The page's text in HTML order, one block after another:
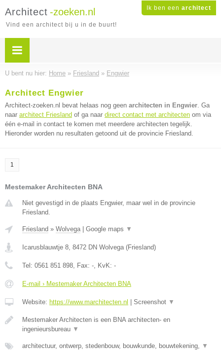
Ik ben een architect
Architect -zoeken.nl
Vind een architect bij u in de buurt!
U bent nu hier: Home » Friesland » Engwier
Architect Engwier
Architect-zoeken.nl bevat helaas nog geen architecten in Engwier. Ga
naar architect Friesland of ga naar direct contact met architecten om via
één e-mail in contact te komen met meerdere architecten tegelijk.
Hieronder worden nu resultaten getoond uit de provincie Friesland.
1
Mestemaker Architecten BNA
Niet gevestigd in de plaats Engwier, maar wel in de provincie
Friesland.
Friesland » Wolvega| Google maps ▼
Icarusblauwtje 8, 8472 DN Wolvega(Friesland)
Tel: 0561 851 898, Fax: -, KvK: -
E-mail › Mestemaker Architecten BNA
Website: https://www.marchitecten.nl Screenshot ▼
Mestemaker Architecten is een BNA architecten- en
ingenieursbureau ▼
architectuur, ontwerp, stedenbouw, bouwkunde, bouwtekening, ▼